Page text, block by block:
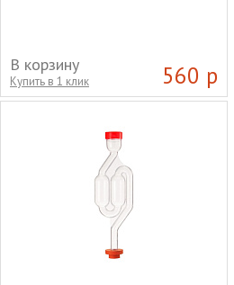
560 р
В корзину
Купить в 1 клик